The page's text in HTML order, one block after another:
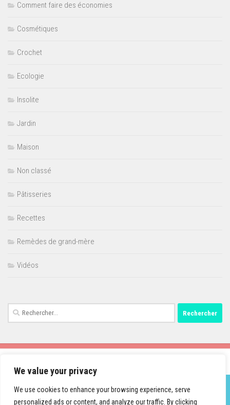
We value your privacy
We use cookies to enhance your browsing experience, serve
personalized ads or content, and analyze our traffic. By clicking
Comment faire des économies
Cosmétiques
Crochet
Ecologie
Insolite
Jardin
Maison
Non classé
Pâtisseries
Recettes
Remèdes de grand-mère
Vidéos
Rechercher :